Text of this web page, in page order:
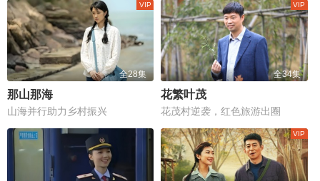
全28集
那山那海
山海并行助力乡村振兴
全34集
花繁叶茂
花茂村逆袭，红色旅游出圈